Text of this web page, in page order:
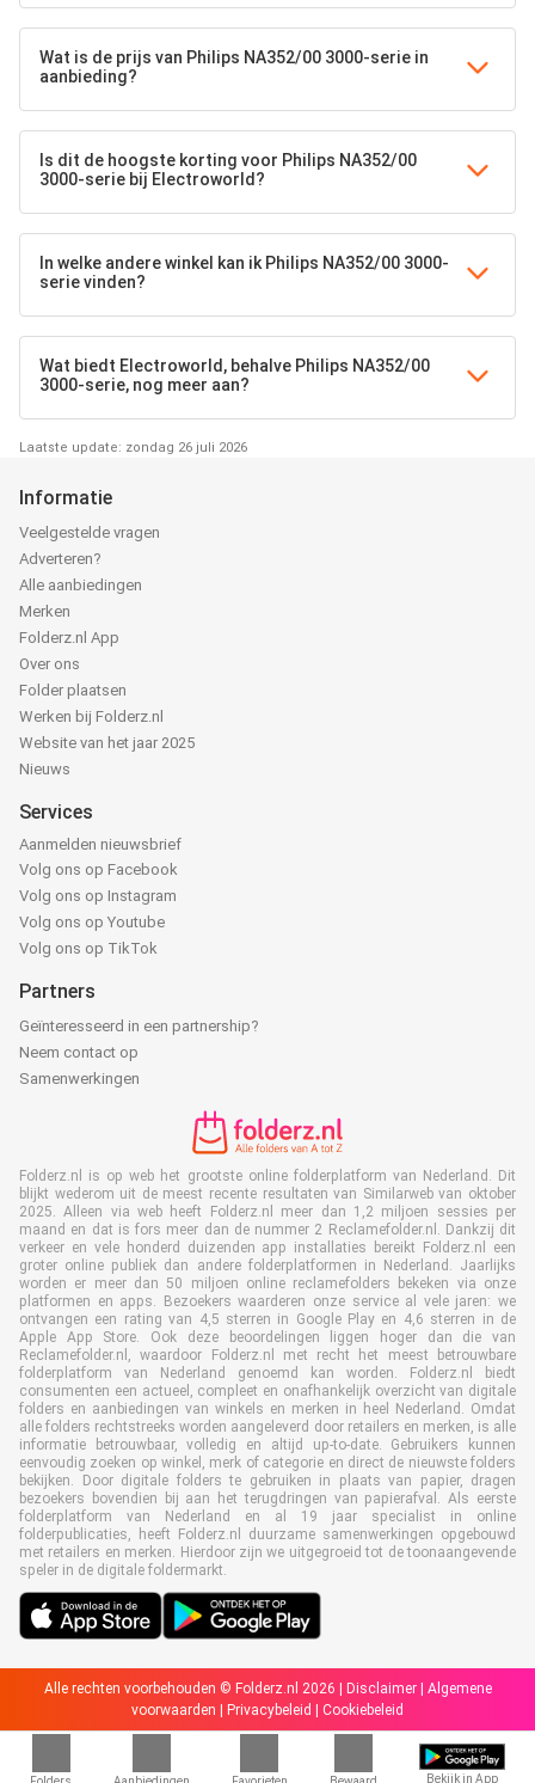
Bekijk in App
Wat is de prijs van Philips NA352/00 3000-serie in
aanbieding?
Is dit de hoogste korting voor Philips NA352/00
3000-serie bij Electroworld?
In welke andere winkel kan ik Philips NA352/00 3000-
serie vinden?
Wat biedt Electroworld, behalve Philips NA352/00
3000-serie, nog meer aan?
Laatste update: zondag 26 juli 2026
Informatie
Veelgestelde vragen
Adverteren?
Alle aanbiedingen
Merken
Folderz.nl App
Over ons
Folder plaatsen
Werken bij Folderz.nl
Website van het jaar 2025
Nieuws
Services
Aanmelden nieuwsbrief
Volg ons op Facebook
Volg ons op Instagram
Volg ons op Youtube
Volg ons op TikTok
Partners
Geïnteresseerd in een partnership?
Neem contact op
Samenwerkingen
Folderz.nl is op web het grootste online folderplatform van Nederland. Dit
blijkt wederom uit de meest recente resultaten van Similarweb van oktober
2025. Alleen via web heeft Folderz.nl meer dan 1,2 miljoen sessies per
maand en dat is fors meer dan de nummer 2 Reclamefolder.nl. Dankzij dit
verkeer en vele honderd duizenden app installaties bereikt Folderz.nl een
groter online publiek dan andere folderplatformen in Nederland. Jaarlijks
worden er meer dan 50 miljoen online reclamefolders bekeken via onze
platformen en apps. Bezoekers waarderen onze service al vele jaren: we
ontvangen een rating van 4,5 sterren in Google Play en 4,6 sterren in de
Apple App Store. Ook deze beoordelingen liggen hoger dan die van
Reclamefolder.nl, waardoor Folderz.nl met recht het meest betrouwbare
folderplatform van Nederland genoemd kan worden. Folderz.nl biedt
consumenten een actueel, compleet en onafhankelijk overzicht van digitale
folders en aanbiedingen van winkels en merken in heel Nederland. Omdat
alle folders rechtstreeks worden aangeleverd door retailers en merken, is alle
informatie betrouwbaar, volledig en altijd up-to-date. Gebruikers kunnen
eenvoudig zoeken op winkel, merk of categorie en direct de nieuwste folders
bekijken. Door digitale folders te gebruiken in plaats van papier, dragen
bezoekers bovendien bij aan het terugdringen van papierafval. Als eerste
folderplatform van Nederland en al 19 jaar specialist in online
folderpublicaties, heeft Folderz.nl duurzame samenwerkingen opgebouwd
met retailers en merken. Hierdoor zijn we uitgegroeid tot de toonaangevende
speler in de digitale foldermarkt.
Alle rechten voorbehouden © Folderz.nl 2026 | Disclaimer| Algemene
voorwaarden
Privacybeleid Cookiebeleid